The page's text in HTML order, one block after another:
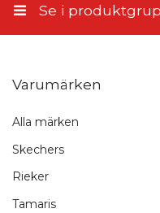
Snabb
1-3
Se i
Varumärken
Alla märken
Skechers
Rieker
Tamaris